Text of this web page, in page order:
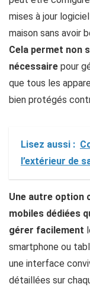
mises à jour
maison sans avoir
Cela permet non
nécessaire pour
que tous les
bien protégés
Lisez aussi :
l’extérieur de
Une autre option
mobiles dédiées
gérer facilement
smartphone ou
une interface
détaillées sur